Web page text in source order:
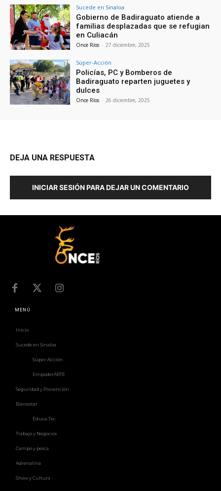
Sucede en Sinaloa
Gobierno de Badiraguato atiende a
familias desplazadas que se refugian
en Culiacán
Once Ríos - 27 diciembre, 2025
Súper-Acción
Policías, PC y Bomberos de
Badiraguato reparten juguetes y
dulces
Once Ríos - 26 diciembre, 2025
DEJA UNA RESPUESTA
INICIAR SESIÓN PARA DEJAR UN COMENTARIO
MENÚ
Inicio
Sucede en Sinaloa
Súper-Acción
EmpoderARTE
Seguridad y Prevención
Bienestar
Educa-Tec
Trabajo y Negocios
Campo y pesca
Adrenalina
Show y Cultura